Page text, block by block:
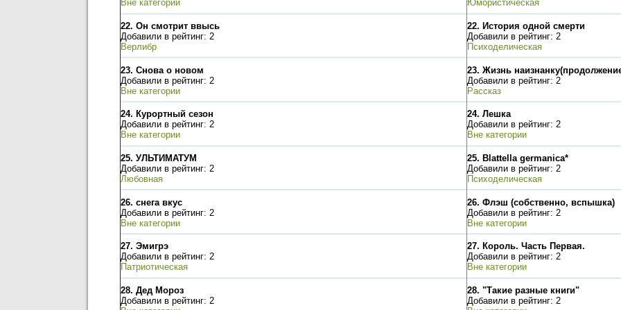
Вне категории
22. Он смотрит ввысь
Добавили в рейтинг: 2
Верлибр
23. Снова о новом
Добавили в рейтинг: 2
Вне категории
24. Курортный сезон
Добавили в рейтинг: 2
Вне категории
25. УЛЬТИМАТУМ
Добавили в рейтинг: 2
Любовная
26. снега вкус
Добавили в рейтинг: 2
Вне категории
27. Эмигрэ
Добавили в рейтинг: 2
Патриотическая
28. Дед Мороз
Добавили в рейтинг: 2
Юмористическая
22. История одной смерти
Добавили в рейтинг: 2
Психоделическая
23. Жизнь
Добавили в рейтинг: 2
Рассказ
24. Лешка
Добавили в рейтинг: 2
Вне категории
25. Blattella germanica*
Добавили в рейтинг: 2
Психоделическая
26. Флэш (собственно, вспышка)
Добавили в рейтинг: 2
Вне категории
27. Король. Часть Первая.
Добавили в рейтинг: 2
Вне категории
28. "Такие разные книги"
Добавили в рейтинг: 2